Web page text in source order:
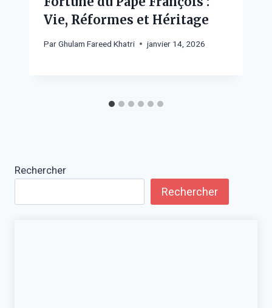
Vie, Réformes et Héritage
ParGhulam Fareed Khatri janvier 14, 2026
Rechercher
Rechercher